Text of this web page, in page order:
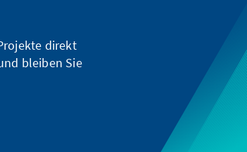
direkt
bleiben Sie